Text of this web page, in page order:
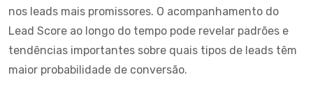
nos leads mais promissores. O acompanhamento do
Lead Score ao longo do tempo pode revelar padrões e
tendências importantes sobre quais tipos de leads têm
maior probabilidade de conversão.